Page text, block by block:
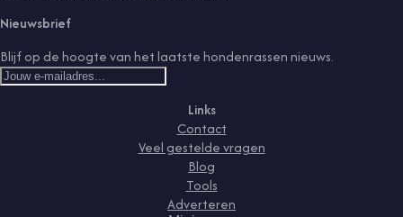
Nieuwsbrief
Blijf op de hoogte van het laatste hondenrassen nieuws.
Links
Contact
Veel gestelde vragen
Blog
Tools
Adverteren